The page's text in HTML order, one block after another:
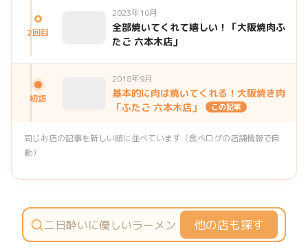
2回目
2023年10月
全部焼いてくれて嬉しい！「大阪焼肉ふ
たご 六本木店」
初訪
2018年9月
基本的に肉は焼いてくれる！大阪焼き肉
「ふたご 六本木店」
この記事
同じお店の記事を新しい順に並べています（食べログの店舗情報で自
動）
他の店も探す